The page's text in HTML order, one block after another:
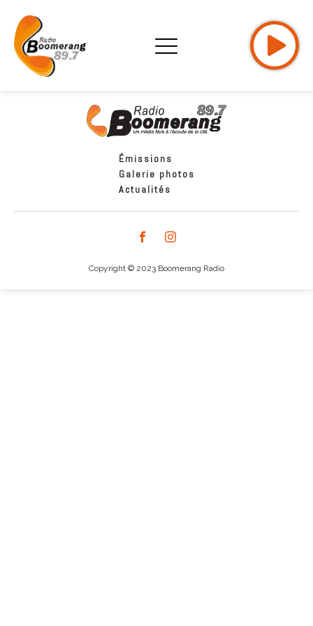
Émissions
Galerie photos
Actualités
Copyright © 2023 Boomerang Radio